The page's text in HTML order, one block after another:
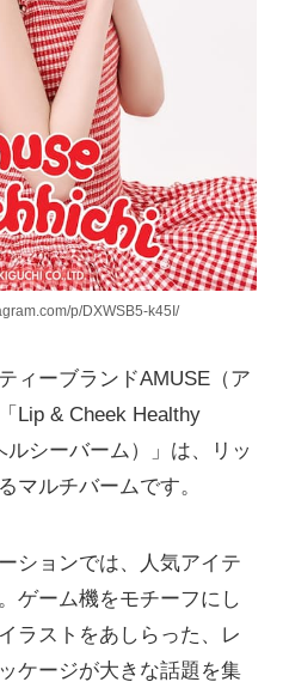
p/DXWSB5-k45I/
ィーブランドAMUSE（ア
Lip & Cheek Healthy
シーバーム）」は、リッ
マルチバームです。
ションでは、人気アイテ
ゲーム機をモチーフにし
ラストをあしらった、レ
ケージが大きな話題を集